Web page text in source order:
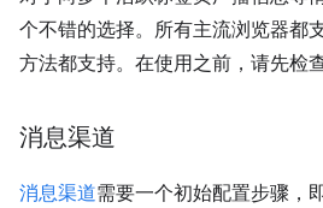
个不错的选择。所有主流浏览器都
方法都支持。在使用之前，请先检
消息渠道
消息渠道需要一个初始配置步骤，